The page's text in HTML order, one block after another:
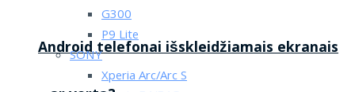
Android telefonai išskleidžiamais ekranais
G300
P9 Lite
SONY
Xperia Arc/Arc S